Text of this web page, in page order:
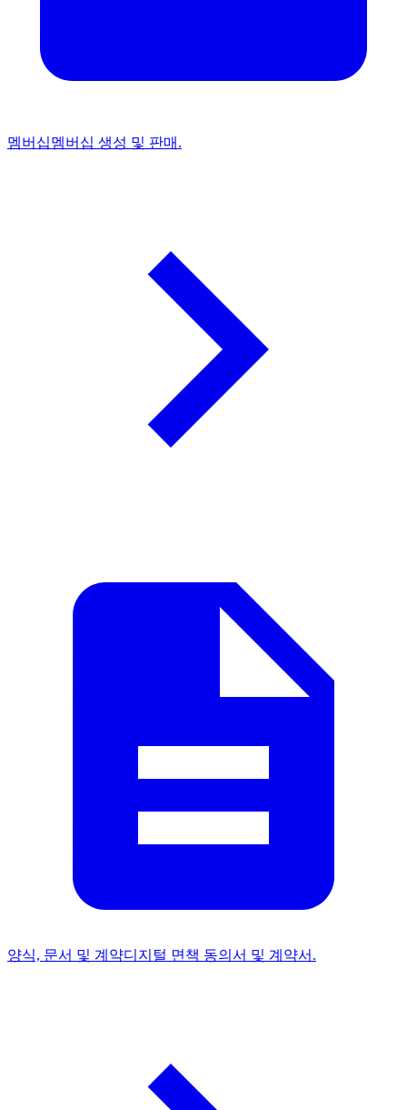
멤버십멤버십 생성 및 판매.
양식, 문서 및 계약디지털 면책 동의서 및 계약서.